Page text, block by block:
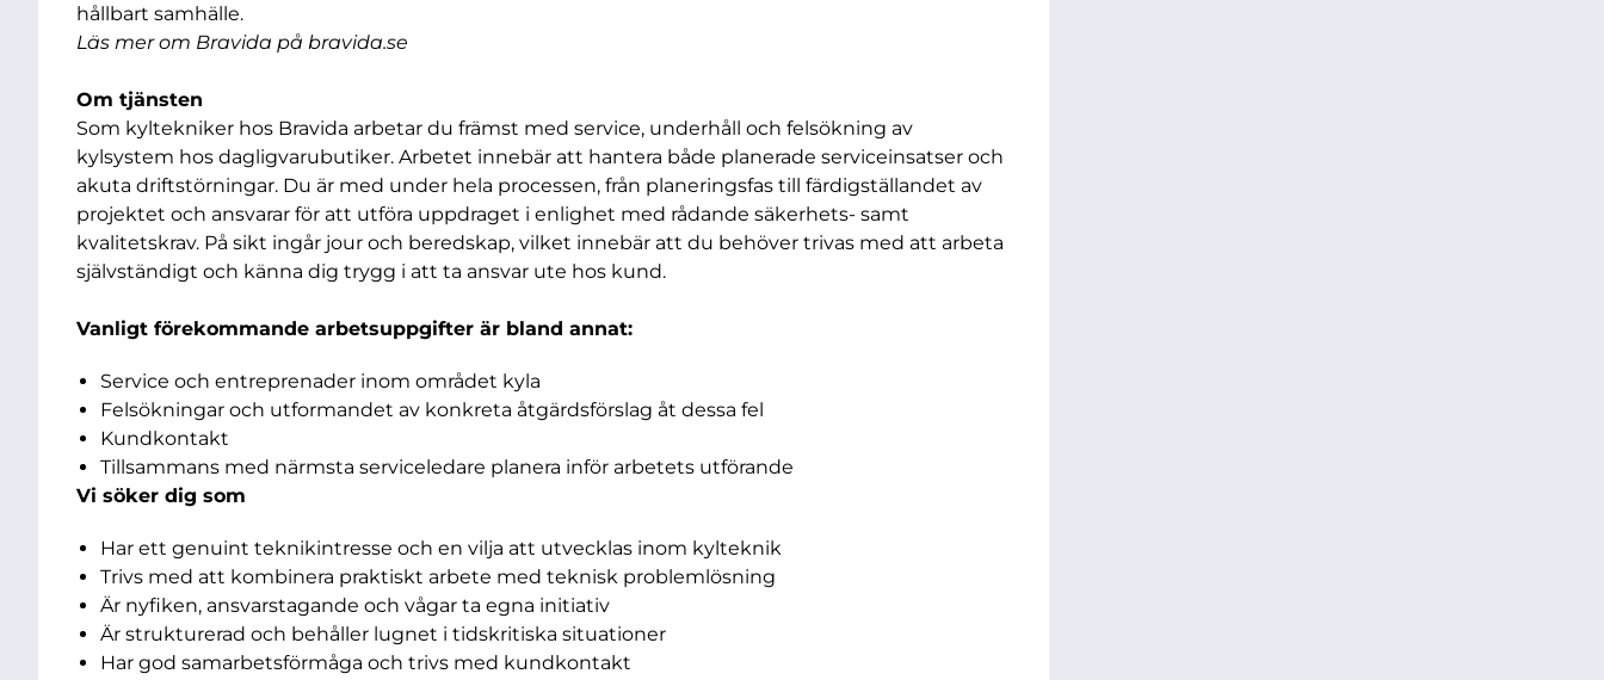
hållbart samhälle.
Läs mer om Bravida på bravida.se
Om tjänsten
Som kyltekniker hos Bravida arbetar du främst med service, underhåll och felsökning av
kylsystem hos dagligvarubutiker. Arbetet innebär att hantera både planerade serviceinsatser och
akuta driftstörningar. Du är med under hela processen, från planeringsfas till färdigställandet av
projektet och ansvarar för att utföra uppdraget i enlighet med rådande säkerhets- samt
kvalitetskrav. På sikt ingår jour och beredskap, vilket innebär att du behöver trivas med att arbeta
självständigt och känna dig trygg i att ta ansvar ute hos kund.
Vanligt förekommande arbetsuppgifter är bland annat:
Service och entreprenader inom området kyla
Felsökningar och utformandet av konkreta åtgärdsförslag åt dessa fel
Kundkontakt
Tillsammans med närmsta serviceledare planera inför arbetets utförande
Vi söker dig som
Har ett genuint teknikintresse och en vilja att utvecklas inom kylteknik
Trivs med att kombinera praktiskt arbete med teknisk problemlösning
Är nyfiken, ansvarstagande och vågar ta egna initiativ
Är strukturerad och behåller lugnet i tidskritiska situationer
Har god samarbetsförmåga och trivs med kundkontakt